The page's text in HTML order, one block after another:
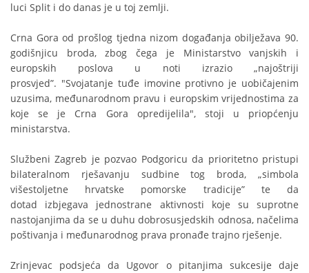
luci Split i do danas je u toj zemlji.
Crna Gora od prošlog tjedna nizom događanja obilježava 90.
godišnjicu broda, zbog čega je Ministarstvo vanjskih i
europskih poslova u noti izrazio „najoštriji
prosvjed”. "Svojatanje tuđe imovine protivno je uobičajenim
uzusima, međunarodnom pravu i europskim vrijednostima za
koje se je Crna Gora opredijelila", stoji u priopćenju
ministarstva.
Službeni Zagreb je pozvao Podgoricu da prioritetno pristupi
bilateralnom rješavanju sudbine tog broda, „simbola
višestoljetne hrvatske pomorske tradicije” te da
dotad izbjegava jednostrane aktivnosti koje su suprotne
nastojanjima da se u duhu dobrosusjedskih odnosa, načelima
poštivanja i međunarodnog prava pronađe trajno rješenje.
Zrinjevac podsjeća da Ugovor o pitanjima sukcesije daje